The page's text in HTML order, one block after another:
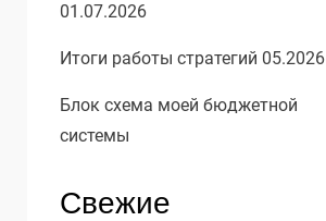
01.07.2026
Итоги работы стратегий 05.2026
Блок схема моей бюджетной
системы
Свежие